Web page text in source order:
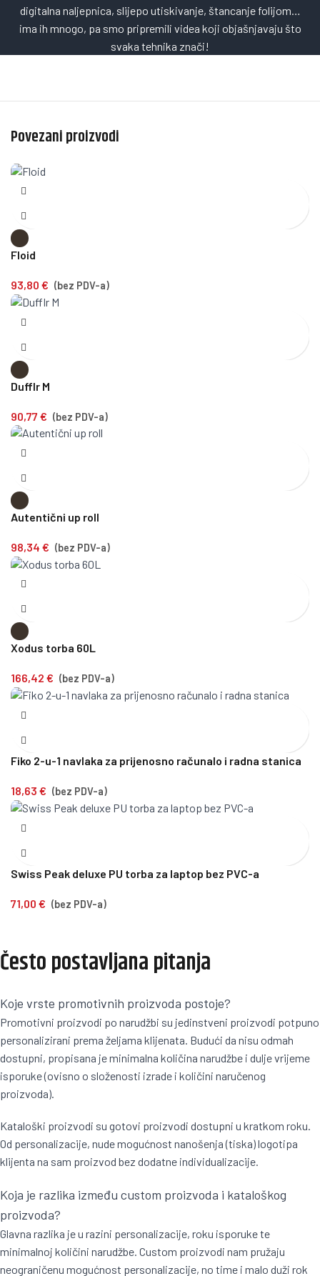
digitalna naljepnica, slijepo utiskivanje, štancanje folijom…
ima ih mnogo, pa smo pripremili videa koji objašnjavaju što
svaka tehnika znači!
Povezani proizvodi
Floid
93,80 € (bez PDV-a)
Dufflr M
90,77 € (bez PDV-a)
Autentični up roll
98,34 € (bez PDV-a)
Xodus torba 60L
166,42 € (bez PDV-a)
Fiko 2-u-1 navlaka za prijenosno računalo i radna stanica
18,63 € (bez PDV-a)
Swiss Peak deluxe PU torba za laptop bez PVC-a
71,00 € (bez PDV-a)
Često postavljana pitanja
Koje vrste promotivnih proizvoda postoje?
Promotivni proizvodi po narudžbi su jedinstveni proizvodi potpuno
personalizirani prema željama klijenata. Budući da nisu odmah
dostupni, propisana je minimalna količina narudžbe i dulje vrijeme
isporuke (ovisno o složenosti izrade i količini naručenog
proizvoda).
Kataloški proizvodi su gotovi proizvodi dostupni u kratkom roku.
Od personalizacije, nude mogućnost nanošenja (tiska) logotipa
klijenta na sam proizvod bez dodatne individualizacije.
Koja je razlika između custom proizvoda i kataloškog
proizvoda?
Glavna razlika je u razini personalizacije, roku isporuke te
minimalnoj količini narudžbe. Custom proizvodi nam pružaju
neograničenu mogućnost personalizacije, no time i malo duži rok